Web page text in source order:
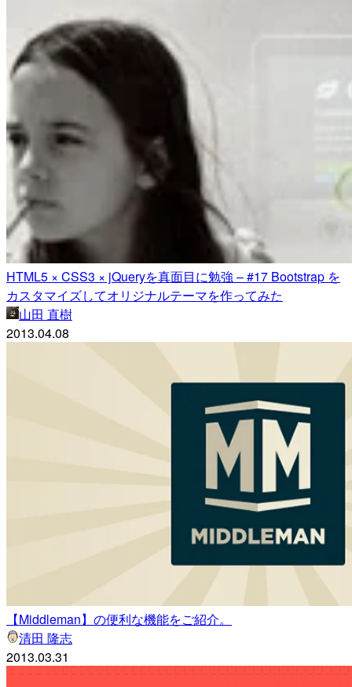
HTML5 × CSS3 × jQueryを真面目に勉強 – #17 Bootstrap を
カスタマイズしてオリジナルテーマを作ってみた
山田 直樹
2013.04.08
【Middleman】の便利な機能をご紹介。
清田 隆志
2013.03.31